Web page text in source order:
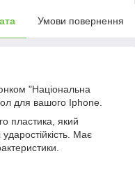
Умови повернення
"Національна
для вашого Iphone.
пластика, який
Має